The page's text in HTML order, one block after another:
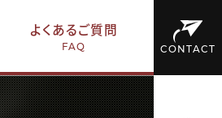
よくあるご質問
FAQ CONTACT